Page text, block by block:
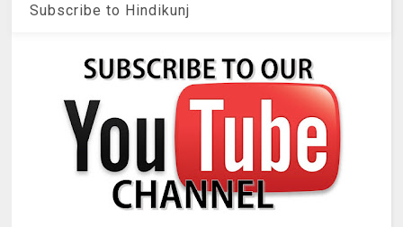
Subscribe to Hindikunj